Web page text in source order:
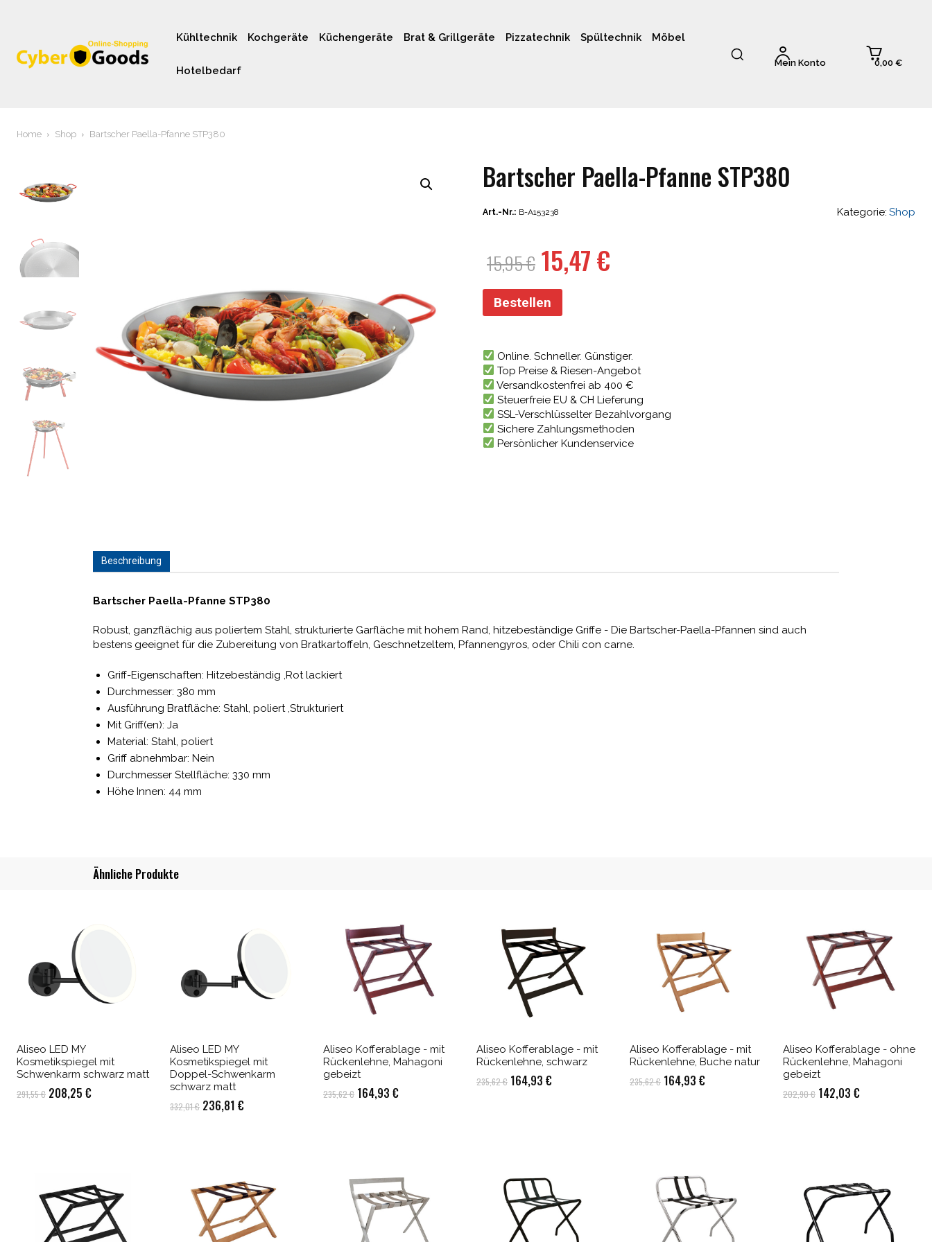
Kühltechnik Kochgeräte Küchengeräte Brat & Grillgeräte Pizzatechnik Spültechnik Möbel
Hotelbedarf
Mein Konto 0,00 €
Home Shop Bartscher Paella-Pfanne STP380
Bartscher Paella-Pfanne STP380
Art.-Nr.: B-A153238 Kategorie: Shop
15,95€ Ursprünglicher
Preis
war:
15,47€
Bestellen
Online. Schneller. Günstiger.
Top Preise & Riesen-Angebot
Versandkostenfrei ab 400 €
Steuerfreie EU & CH Lieferung
SSL-Verschlüsselter Bezahlvorgang
Sichere Zahlungsmethoden
Persönlicher Kundenservice
Beschreibung
Bartscher Paella-Pfanne STP380
Robust, ganzflächig aus poliertem Stahl, strukturierte Garfläche mit hohem Rand, hitzebeständige Griffe - Die Bartscher-Paella-Pfannen sind auch
bestens geeignet für die Zubereitung von Bratkartoffeln, Geschnetzeltem, Pfannengyros, oder Chili con carne.
Griff-Eigenschaften: Hitzebeständig ,Rot lackiert
Durchmesser: 380 mm
Ausführung Bratfläche: Stahl, poliert ,Strukturiert
Mit Griff(en): Ja
Material: Stahl, poliert
Griff abnehmbar: Nein
Durchmesser Stellfläche: 330 mm
Höhe Innen: 44 mm
Ähnliche Produkte
Aliseo LED MY
Kosmetikspiegel mit
Schwenkarm schwarz matt
291,55€ Ursprünglicher
208,25 €Aktueller
Aliseo LED MY
Kosmetikspiegel mit
Doppel-Schwenkarm
schwarz matt
332,01€ Ursprünglicher
236,81 €Aktueller
Aliseo Kofferablage - mit
Rückenlehne, Mahagoni
gebeizt
235,62€ Ursprünglicher
164,93 €Aktueller
Aliseo Kofferablage - mit
Rückenlehne, schwarz
235,62€ Ursprünglicher
164,93 €Aktueller
Aliseo Kofferablage - mit
Rückenlehne, Buche natur
235,62€ Ursprünglicher
164,93 €Aktueller
Aliseo Kofferablage - ohne
Rückenlehne, Mahagoni
gebeizt
202,90€ Ursprünglicher
142,03 €Aktueller